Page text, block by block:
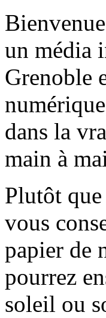
un média
Grenoble
dans la
main à
Plutôt
vous
papier de
pourrez
soleil ou